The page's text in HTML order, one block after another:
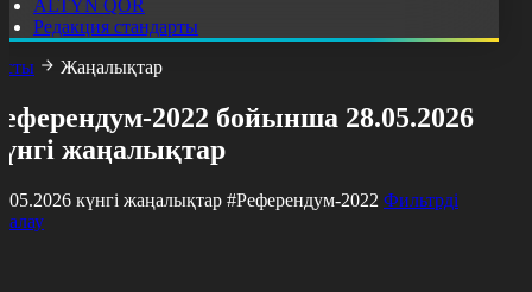
ALTYN QOR
Редакция стандарты
Жаңалықтар
2022 бойынша 28.05.2026
жаңалықтар
күнгі жаңалықтар #Референдум-2022 Фильтрді